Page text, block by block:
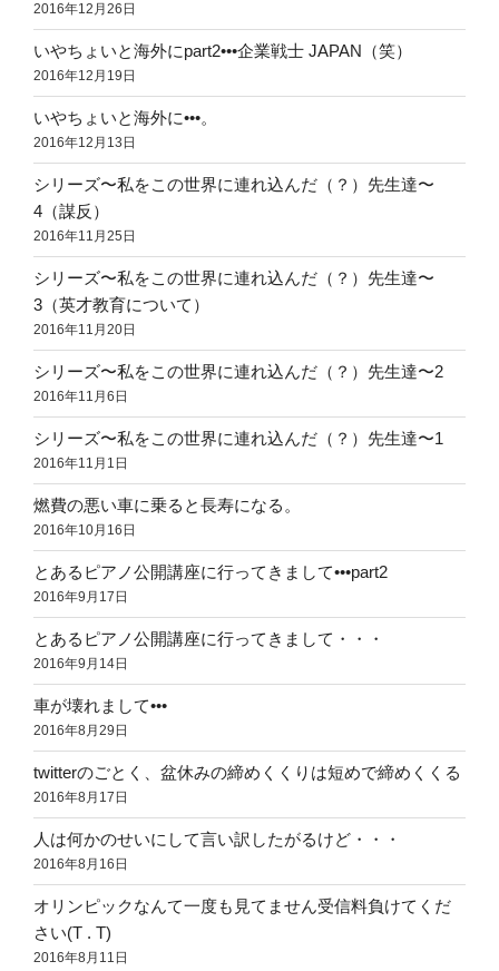
2016年12月26日
いやちょいと海外にpart2•••企業戦士 JAPAN（笑）
2016年12月19日
いやちょいと海外に•••。
2016年12月13日
シリーズ〜私をこの世界に連れ込んだ（？）先生達〜
4（謀反）
2016年11月25日
シリーズ〜私をこの世界に連れ込んだ（？）先生達〜
3（英才教育について）
2016年11月20日
シリーズ〜私をこの世界に連れ込んだ（？）先生達〜2
2016年11月6日
シリーズ〜私をこの世界に連れ込んだ（？）先生達〜1
2016年11月1日
燃費の悪い車に乗ると長寿になる。
2016年10月16日
とあるピアノ公開講座に行ってきまして•••part2
2016年9月17日
とあるピアノ公開講座に行ってきまして・・・
2016年9月14日
車が壊れまして•••
2016年8月29日
twitterのごとく、盆休みの締めくくりは短めで締めくくる
2016年8月17日
人は何かのせいにして言い訳したがるけど・・・
2016年8月16日
オリンピックなんて一度も見てません受信料負けてくだ
さい(T . T)
2016年8月11日